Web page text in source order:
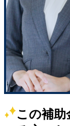
この補助